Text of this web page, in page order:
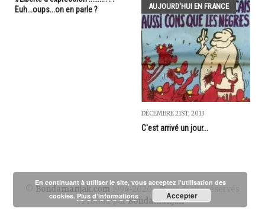
Euh...oups...on en parle ?
AUJOURD'HUI EN FRANCE
DÉCEMBRE 21ST, 2013
C'est arrivé un jour...
Bondamanjak.com 1994-2020 - Tous droits réservés
Produit parBondamanjak
En continuant à utiliser le site, vous acceptez l’utilisation des
cookies. Plus d’informations Accepter